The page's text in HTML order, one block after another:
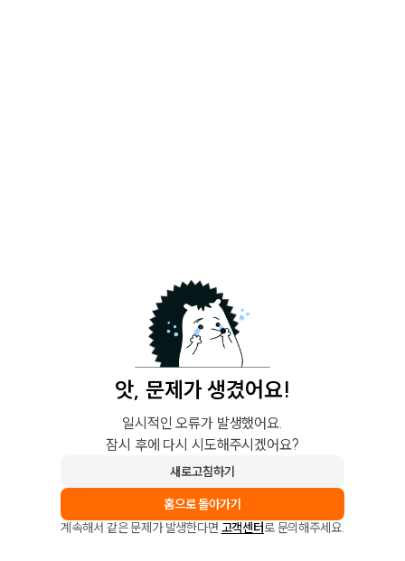
앗, 문제가 생겼어요!
일시적인 오류가 발생했어요.
잠시 후에 다시 시도해주시겠어요?
새로고침하기
홈으로 돌아가기
계속해서 같은 문제가 발생한다면 고객센터로 문의해주세요.